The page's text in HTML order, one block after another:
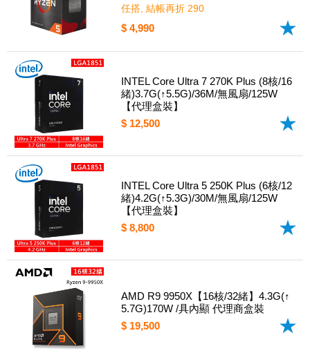
任搭, 結帳再折 290
$ 4,990
INTEL Core Ultra 7 270K Plus (8核/16
緒)3.7G(↑5.5G)/36M/無風扇/125W
【代理盒裝】
$ 12,500
INTEL Core Ultra 5 250K Plus (6核/12
緒)4.2G(↑5.3G)/30M/無風扇/125W
【代理盒裝】
$ 8,800
AMD R9 9950X【16核/32緒】4.3G(↑
5.7G)170W /具內顯 代理商盒裝
$ 19,500